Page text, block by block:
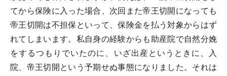
てから保険に入った場合、次回また帝王切開になっても
帝王切開は不担保といって、保険金を払う対象からはず
れてしまいます。私自身の経験からも助産院で自然分娩
をするつもりでいたのに、いざ出産というときに、入
院、帝王切開という予期せぬ事態になりました。それは